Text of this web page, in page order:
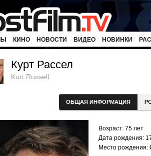
КИНО НОВОСТИ ВИДЕО НОВИНКИ
Курт Рассел
Kurt Russell
ОБЩАЯ ИНФОРМАЦИЯ
Возраст: 75 лет
Дата рождения:
Место рождения: